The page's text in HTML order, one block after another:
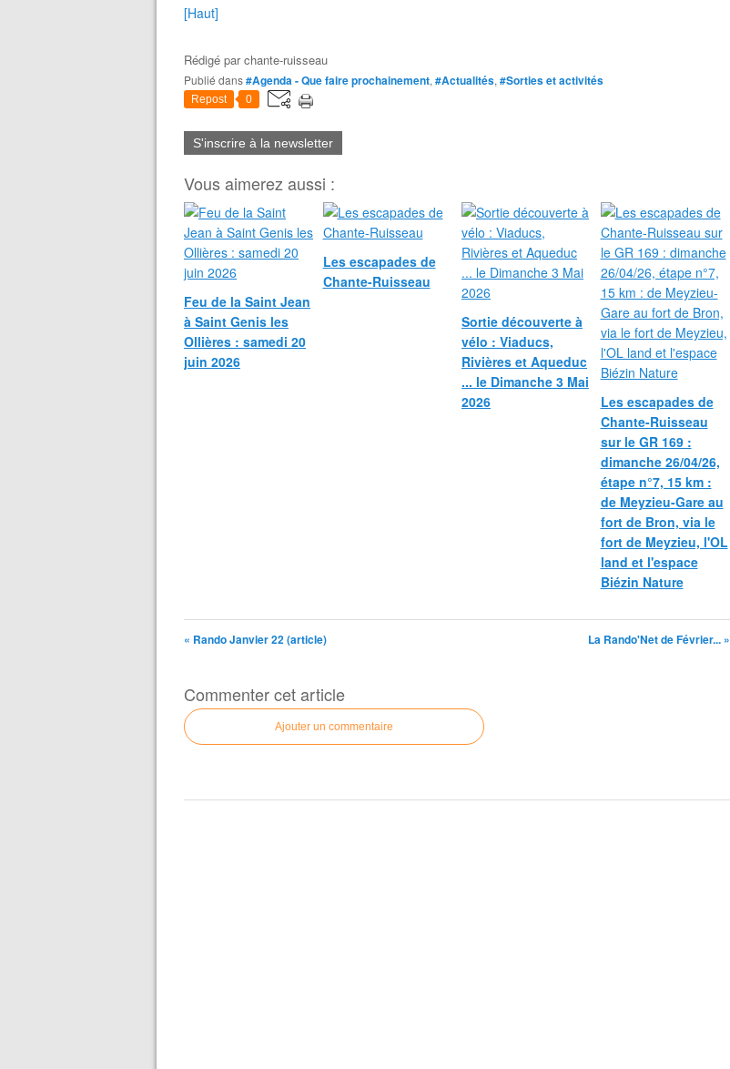
[Haut]
Rédigé parchante-ruisseau
Publié dans#Agenda - Que faire prochainement, #Actualités, #Sorties et activités
Repost 0
S'inscrire à la newsletter
Vous aimerez aussi :
Feu de la Saint Jean
à Saint Genis les
Ollières : samedi 20
juin 2026
Les escapades de
Chante-Ruisseau
Sortie découverte à
vélo : Viaducs,
Rivières et Aqueduc
... le Dimanche 3 Mai
2026
Les escapades de
Chante-Ruisseau
sur le GR 169 :
dimanche 26/04/26,
étape n°7, 15 km :
de Meyzieu-Gare au
fort de Bron, via le
fort de Meyzieu, l'OL
land et l'espace
Biézin Nature
« Rando Janvier 22 (article) La Rando'Net de Février... »
Commenter cet article
Ajouter un commentaire